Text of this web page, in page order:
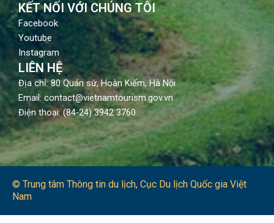
KẾT NỐI VỚI CHÚNG TÔI
Facebook
Youtube
Instagram
LIÊN HỆ
Địa chỉ: 80 Quán sứ, Hoàn Kiếm, Hà Nội
Email: contact@vietnamtourism.gov.vn
Điện thoại: (84-24) 3942 3760
© Trung tâm Thông tin du lịch​, Cục Du lịch Quốc gia Việt
Nam